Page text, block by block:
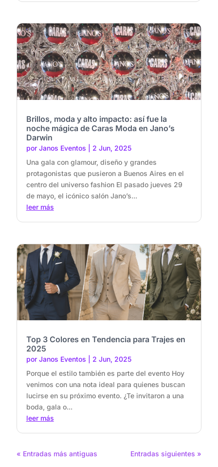
Brillos, moda y alto impacto: así fue la
noche mágica de Caras Moda en Jano’s
Darwin
por Janos Eventos
2 Jun, 2025
Una gala con glamour, diseño y grandes
protagonistas que pusieron a Buenos Aires en el
centro del universo fashion El pasado jueves 29
de mayo, el icónico salón Jano’s...
leer más
Top 3 Colores en Tendencia para Trajes en
2025
por Janos Eventos
2 Jun, 2025
Porque el estilo también es parte del evento Hoy
venimos con una nota ideal para quienes buscan
lucirse en su próximo evento. ¿Te invitaron a una
boda, gala o...
leer más
« Entradas más antiguas Entradas siguientes »